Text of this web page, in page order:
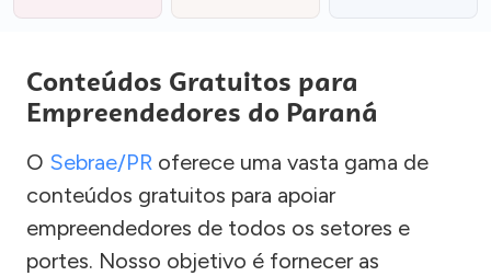
Conteúdos Gratuitos para
Empreendedores do Paraná
O Sebrae/PR oferece uma vasta gama de
conteúdos gratuitos para apoiar
empreendedores de todos os setores e
portes. Nosso objetivo é fornecer as